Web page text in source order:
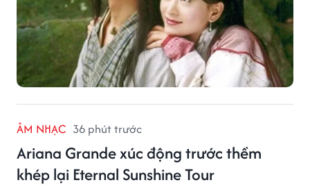
ÂM NHẠC 36 phút trước
Ariana Grande xúc động trước thềm
khép lại Eternal Sunshine Tour